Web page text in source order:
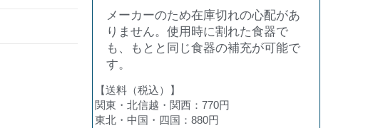
メーカーのため在庫切れの心配があ
りません。使用時に割れた食器で
も、もとと同じ食器の補充が可能で
す。
【送料（税込）】
関東・北信越・関西：770円
東北・中国・四国：880円